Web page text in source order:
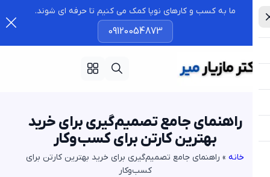
ما به کسب و کارهای نوپا کمک می کنیم تا حرفه ای شوند.
09120054873
راهنمای جامع تصمیم‌گیری برای خرید
بهترین کارتن برای کسب‌وکار
»راهنمای جامع تصمیم‌گیری برای خرید بهترین کارتن برای
کسب‌وکار